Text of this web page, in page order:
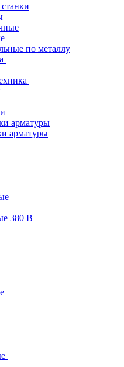
по металлу
арматуры
арматуры
380 В